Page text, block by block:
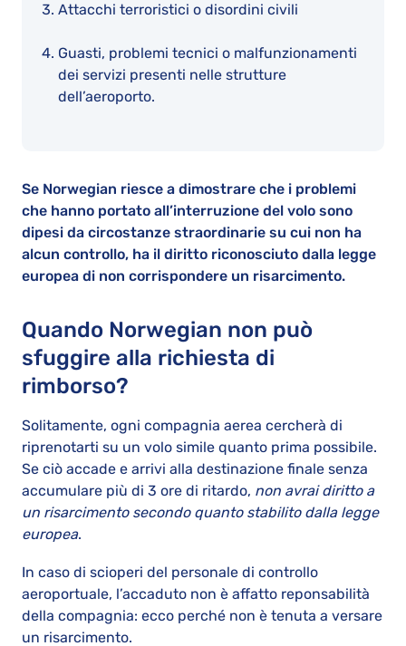
Attacchi terroristici o disordini civili
Guasti, problemi tecnici o malfunzionamenti
dei servizi presenti nelle strutture
dell’aeroporto.
Se Norwegian riesce a dimostrare che i problemi
che hanno portato all’interruzione del volo sono
dipesi da circostanze straordinarie su cui non ha
alcun controllo, ha il diritto riconosciuto dalla legge
europea di non corrispondere un risarcimento.
Quando Norwegian non può
sfuggire alla richiesta di
rimborso?
Solitamente, ogni compagnia aerea cercherà di
riprenotarti su un volo simile quanto prima possibile.
Se ciò accade e arrivi alla destinazione finale senza
accumulare più di 3 ore di ritardo, non avrai diritto a
un risarcimento secondo quanto stabilito dalla legge
europea.
In caso di scioperi del personale di controllo
aeroportuale, l’accaduto non è affatto reponsabilità
della compagnia: ecco perché non è tenuta a versare
un risarcimento.